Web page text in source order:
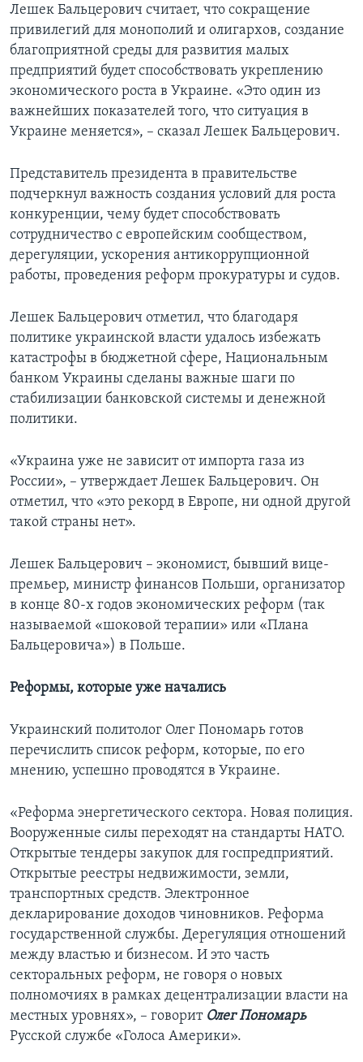
Лешек Бальцерович считает, что сокращение
привилегий для монополий и олигархов, создание
благоприятной среды для развития малых
предприятий будет способствовать укреплению
экономического роста в Украине. «Это один из
важнейших показателей того, что ситуация в
Украине меняется», – сказал Лешек Бальцерович.
Представитель президента в правительстве
подчеркнул важность создания условий для роста
конкуренции, чему будет способствовать
сотрудничество с европейским сообществом,
дерегуляции, ускорения антикоррупционной
работы, проведения реформ прокуратуры и судов.
Лешек Бальцерович отметил, что благодаря
политике украинской власти удалось избежать
катастрофы в бюджетной сфере, Национальным
банком Украины сделаны важные шаги по
стабилизации банковской системы и денежной
политики.
«Украина уже не зависит от импорта газа из
России», – утверждает Лешек Бальцерович. Он
отметил, что «это рекорд в Европе, ни одной другой
такой страны нет».
Лешек Бальцерович – экономист, бывший вице-
премьер, министр финансов Польши, организатор
в конце 80-х годов экономических реформ (так
называемой «шоковой терапии» или «Плана
Бальцеровича») в Польше.
Реформы, которые уже начались
Украинский политолог Олег Пономарь готов
перечислить список реформ, которые, по его
мнению, успешно проводятся в Украине.
«Реформа энергетического сектора. Новая полиция.
Вооруженные силы переходят на стандарты НАТО.
Открытые тендеры закупок для госпредприятий.
Открытые реестры недвижимости, земли,
транспортных средств. Электронное
декларирование доходов чиновников. Реформа
государственной службы. Дерегуляция отношений
между властью и бизнесом. И это часть
секторальных реформ, не говоря о новых
полномочиях в рамках децентрализации власти на
местных уровнях», – говорит Олег Пономарь
Русской службе «Голоса Америки».